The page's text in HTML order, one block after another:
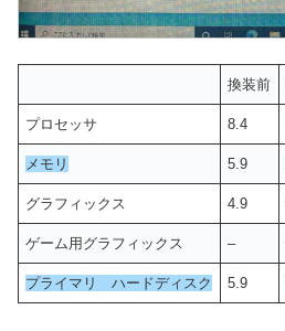
換装前
プロセッサ 8.4
メモリ 5.9
グラフィックス 4.9
ゲーム用グラフィックス –
プライマリ ハードディスク 5.9